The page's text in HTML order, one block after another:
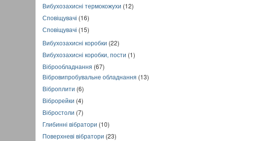
Вибухозахисні термокожухи (12)
Сповіщувачі (16)
Сповіщувачі (15)
Вибухозахисні коробки (22)
Вибухозахисні коробки, пости (1)
Віброобладнання (67)
Вібровипробувальне обладнання (13)
Віброплити (6)
Віброрейки (4)
Вібростоли (7)
Глибинні вібратори (10)
Поверхневі вібратори (23)